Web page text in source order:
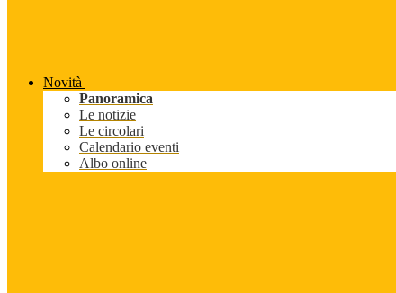
Novità
Panoramica
Le notizie
Le circolari
Calendario eventi
Albo online